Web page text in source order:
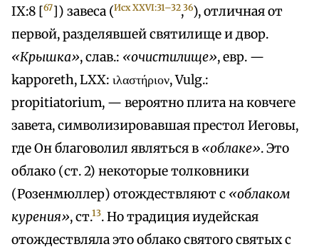
IX:8 [67]) завеса (Исх XXVI:31–32,36), отличная от
первой, разделявшей святилище и двор.
«Крышка», слав.: «очистилище», евр. —
kapporeth, LXX: ιλαστήριον, Vulg.:
propitiatorium, — вероятно плита на ковчеге
завета, символизировавшая престол Иеговы,
где Он благоволил являться в «облаке». Это
облако (ст. 2) некоторые толковники
(Розенмюллер) отождествляют с «облаком
курения», ст.13. Но традиция иудейская
отождествляла это облако святого святых с